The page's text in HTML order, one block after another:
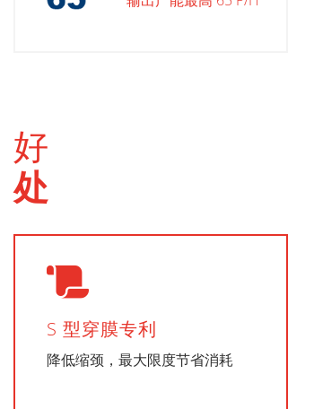
好
处
S 型穿膜专利
降低缩颈，最大限度节省消耗